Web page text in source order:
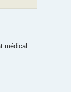
médical